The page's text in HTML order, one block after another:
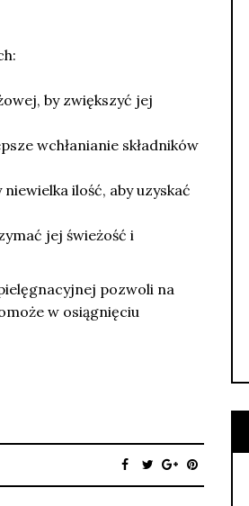
by zwiększyć jej
wchłanianie składników
ilość, aby uzyskać
jej świeżość i
pozwoli na
w osiągnięciu